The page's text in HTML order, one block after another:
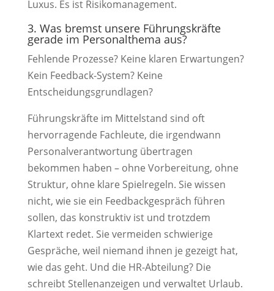
Luxus. Es ist Risikomanagement.
3. Was bremst unsere Führungskräfte
gerade im Personalthema aus?
Fehlende Prozesse? Keine klaren Erwartungen?
Kein Feedback-System? Keine
Entscheidungsgrundlagen?
Führungskräfte im Mittelstand sind oft
hervorragende Fachleute, die irgendwann
Personalverantwortung übertragen
bekommen haben – ohne Vorbereitung, ohne
Struktur, ohne klare Spielregeln. Sie wissen
nicht, wie sie ein Feedbackgespräch führen
sollen, das konstruktiv ist und trotzdem
Klartext redet. Sie vermeiden schwierige
Gespräche, weil niemand ihnen je gezeigt hat,
wie das geht. Und die HR-Abteilung? Die
schreibt Stellenanzeigen und verwaltet Urlaub.